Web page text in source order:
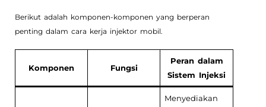
Berikut adalah komponen-komponen yang berperan
penting dalam cara kerja injektor mobil.
Komponen Fungsi
Peran dalam
Sistem Injeksi
Menyediakan